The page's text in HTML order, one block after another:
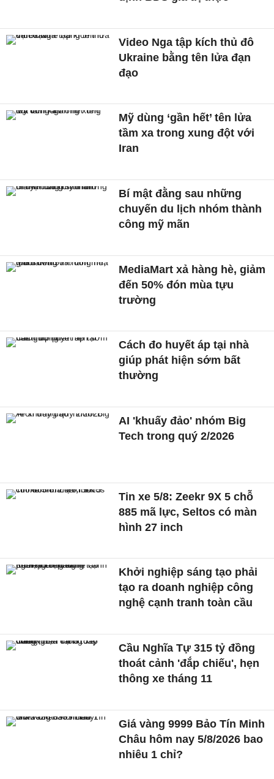
Video Nga tập kích thủ đô
Ukraine bằng tên lửa đạn
đạo
Mỹ dùng ‘gần hết’ tên lửa
tầm xa trong xung đột với
Iran
Bí mật đằng sau những
chuyến du lịch nhóm thành
công mỹ mãn
MediaMart xả hàng hè, giảm
đến 50% đón mùa tựu
trường
Cách đo huyết áp tại nhà
giúp phát hiện sớm bất
thường
AI 'khuấy đảo' nhóm Big
Tech trong quý 2/2026
Tin xe 5/8: Zeekr 9X 5 chỗ
885 mã lực, Seltos có màn
hình 27 inch
Khởi nghiệp sáng tạo phải
tạo ra doanh nghiệp công
nghệ cạnh tranh toàn cầu
Cầu Nghĩa Tự 315 tỷ đồng
thoát cảnh 'đắp chiếu', hẹn
thông xe tháng 11
Giá vàng 9999 Bảo Tín Minh
Châu hôm nay 5/8/2026 bao
nhiêu 1 chỉ?